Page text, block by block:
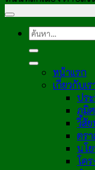
หน้าแรก
เกี่ยวกับเร
ปร
ภูมิ
วิสั
ตร
นโ
โค